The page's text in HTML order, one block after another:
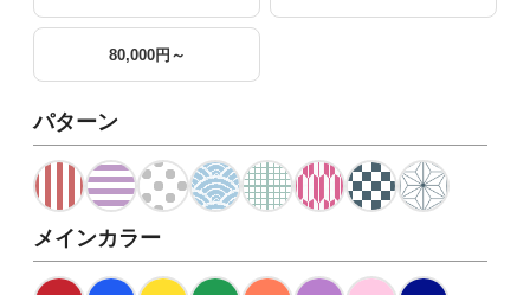
80,000円～
パターン
メインカラー